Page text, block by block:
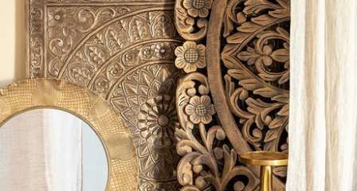
Interieuradvies
Projecten
Stijlkamers
Merken
Blog
Contact